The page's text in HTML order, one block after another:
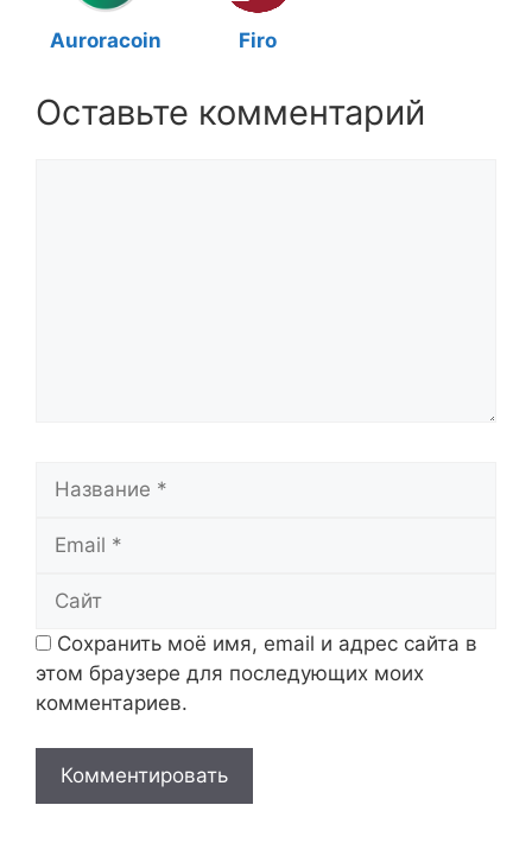
Auroracoin Firo
Оставьте комментарий
Сохранить моё имя, email и адрес сайта в
этом браузере для последующих моих
комментариев.